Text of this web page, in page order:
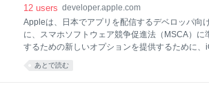
ではAppleのエキスパートと交流し、世界中のデベ
ッパコミュニティとつながることができます。す
無料で、オンラインでご参加いただけます。
WWDC26の詳細はこちら
12 users developer.apple.com
Appleは、日本でアプリを配信するデベロッパ向
に、スマホソフトウェア競争促進法（MSCA）に
するための新しいオプションを提供するために、
に関する変更を行います。iOS 26.2以降では、デ
ッパによる代替アプリマーケットプレイスでのア
あとで読む